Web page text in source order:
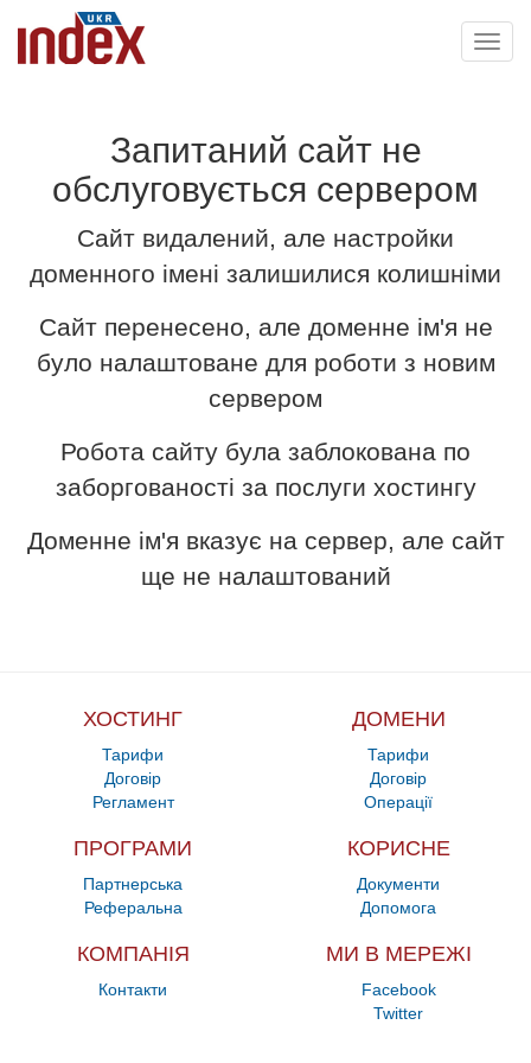
Запитаний сайт не
обслуговується сервером
Сайт видалений, але настройки
доменного імені залишилися колишніми
Сайт перенесено, але доменне ім'я не
було налаштоване для роботи з новим
сервером
Робота сайту була заблокована по
заборгованості за послуги хостингу
Доменне ім'я вказує на сервер, але сайт
ще не налаштований
ХОСТИНГ
Тарифи
Договір
Регламент
ДОМЕНИ
Тарифи
Договір
Операції
ПРОГРАМИ
Партнерська
Реферальна
КОРИСНЕ
Документи
Допомога
КОМПАНІЯ
Контакти
МИ В МЕРЕЖІ
Facebook
Twitter